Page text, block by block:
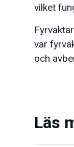
vilket
var
och
Läs